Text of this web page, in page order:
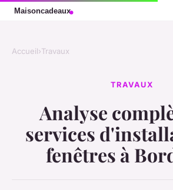
Accueil›Travaux
TRAVAUX
Analyse
services
fenêtres à